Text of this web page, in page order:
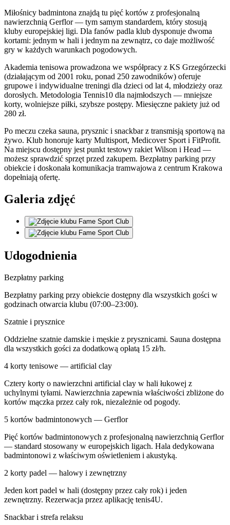
Miłośnicy badmintona znajdą tu pięć kortów z profesjonalną
nawierzchnią Gerflor — tym samym standardem, który stosują
kluby europejskiej ligi. Dla fanów padla klub dysponuje dwoma
kortami: jednym w hali i jednym na zewnątrz, co daje możliwość
gry w każdych warunkach pogodowych.
Akademia tenisowa prowadzona we współpracy z KS Grzegórzecki
(działającym od 2001 roku, ponad 250 zawodników) oferuje
grupowe i indywidualne treningi dla dzieci od lat 4, młodzieży oraz
dorosłych. Metodologia Tennis10 dla najmłodszych — mniejsze
korty, wolniejsze piłki, szybsze postępy. Miesięczne pakiety już od
280 zł.
Po meczu czeka sauna, prysznic i snackbar z transmisją sportową na
żywo. Klub honoruje karty Multisport, Medicover Sport i FitProfit.
Na miejscu dostępny jest punkt testowy rakiet Wilson i Head —
możesz sprawdzić sprzęt przed zakupem. Bezpłatny parking przy
obiekcie i doskonała komunikacja tramwajowa z centrum Krakowa
dopełniają ofertę.
Galeria zdjęć
Udogodnienia
Bezpłatny parking
Bezpłatny parking przy obiekcie dostępny dla wszystkich gości w
godzinach otwarcia klubu (07:00–23:00).
Szatnie i prysznice
Oddzielne szatnie damskie i męskie z prysznicami. Sauna dostępna
dla wszystkich gości za dodatkową opłatą 15 zł/h.
4 korty tenisowe — artificial clay
Cztery korty o nawierzchni artificial clay w hali łukowej z
uchylnymi tyłami. Nawierzchnia zapewnia właściwości zbliżone do
kortów mączka przez cały rok, niezależnie od pogody.
5 kortów badmintonowych — Gerflor
Pięć kortów badmintonowych z profesjonalną nawierzchnią Gerflor
— standard stosowany w europejskich ligach. Hala dedykowana
badmintonowi z właściwym oświetleniem i akustyką.
2 korty padel — halowy i zewnętrzny
Jeden kort padel w hali (dostępny przez cały rok) i jeden
zewnętrzny. Rezerwacja przez aplikację tenis4U.
Snackbar i strefa relaksu